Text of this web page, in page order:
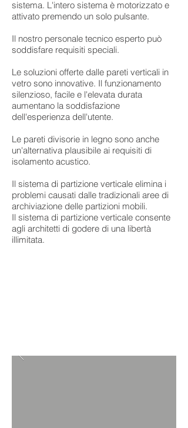
sistema. L'intero sistema è motorizzato e
attivato premendo un solo pulsante.
Il nostro personale tecnico esperto può
soddisfare requisiti speciali.
Le soluzioni offerte dalle pareti verticali in
vetro sono innovative. Il funzionamento
silenzioso, facile e l'elevata durata
aumentano la soddisfazione
dell'esperienza dell'utente.
Le pareti divisorie in legno sono anche
un'alternativa plausibile ai requisiti di
isolamento acustico.
Il sistema di partizione verticale elimina i
problemi causati dalle tradizionali aree di
archiviazione delle partizioni mobili.
Il sistema di partizione verticale consente
agli architetti di godere di una libertà
illimitata.